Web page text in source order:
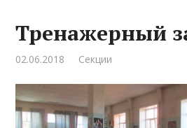
Тренажерный
02.06.2018 Секции